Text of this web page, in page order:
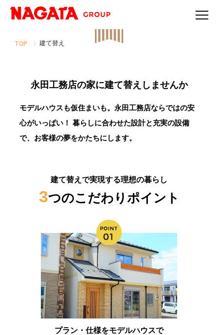
TOP 建て替え
永田工務店の家に建て替えしませんか
モデルハウスも仮住まいも。永田工務店ならではの安
心がいっぱい！ 暮らしに合わせた設計と充実の設備
で、お客様の夢をかたちにします。
建て替えで実現する理想の暮らし
3つのこだわりポイント
プラン・仕様をモデルハウスで